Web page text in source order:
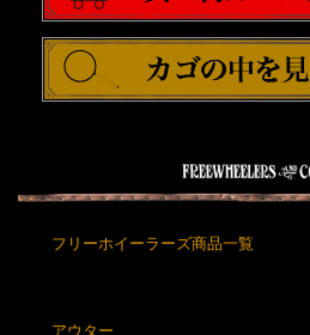
フリーホイーラーズ商品一覧
アウター